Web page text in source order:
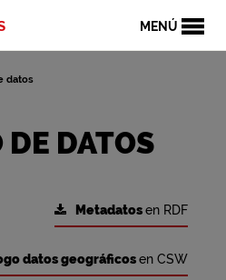
MENÚ
datos
DE DATOS
Metadatosen RDF
datos geográficosen CSW